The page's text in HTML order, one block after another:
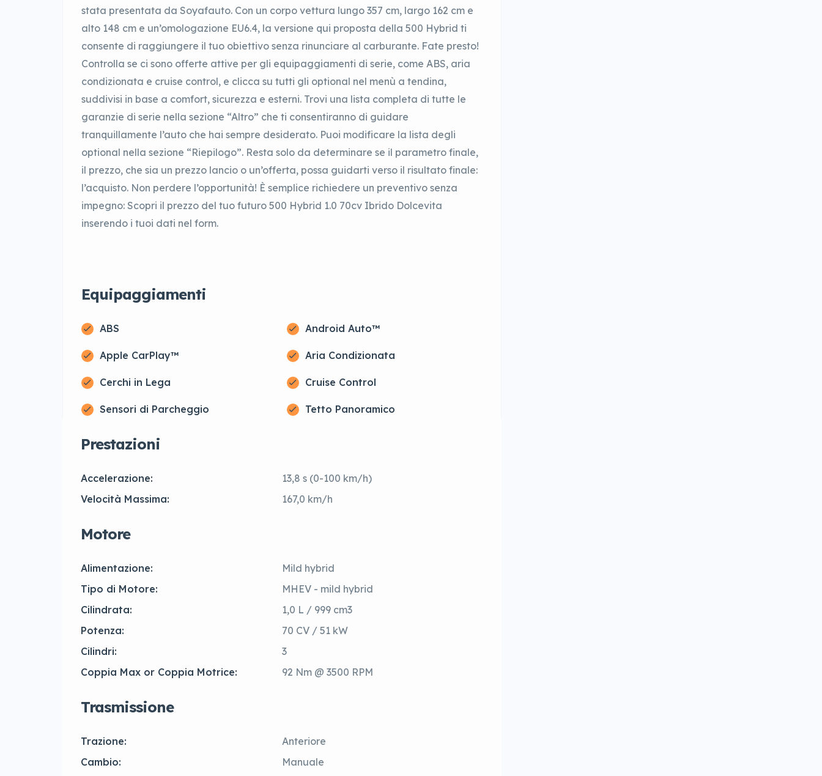
stata presentata da Soyafauto. Con un corpo vettura lungo 357 cm, largo 162 cm e
alto 148 cm e un’omologazione EU6.4, la versione qui proposta della 500 Hybrid ti
consente di raggiungere il tuo obiettivo senza rinunciare al carburante. Fate presto!
Controlla se ci sono offerte attive per gli equipaggiamenti di serie, come ABS, aria
condizionata e cruise control, e clicca su tutti gli optional nel menù a tendina,
suddivisi in base a comfort, sicurezza e esterni. Trovi una lista completa di tutte le
garanzie di serie nella sezione “Altro” che ti consentiranno di guidare
tranquillamente l’auto che hai sempre desiderato. Puoi modificare la lista degli
optional nella sezione “Riepilogo”. Resta solo da determinare se il parametro finale,
il prezzo, che sia un prezzo lancio o un’offerta, possa guidarti verso il risultato finale:
l’acquisto. Non perdere l’opportunità! È semplice richiedere un preventivo senza
impegno: Scopri il prezzo del tuo futuro 500 Hybrid 1.0 70cv Ibrido Dolcevita
inserendo i tuoi dati nel form.
Equipaggiamenti
ABS Android Auto™
Apple CarPlay™ Aria Condizionata
Cerchi in Lega Cruise Control
Sensori di Parcheggio Tetto Panoramico
Prestazioni
Accelerazione:
13,8 s (0-100 km/h)
Velocità Massima:
167,0 km/h
Motore
Alimentazione:
Mild hybrid
Tipo di Motore:
MHEV - mild hybrid
Cilindrata:
1,0 L / 999 cm3
Potenza:
70 CV / 51 kW
Cilindri:
3
Coppia Max or Coppia Motrice:
92 Nm @ 3500 RPM
Trasmissione
Trazione:
Anteriore
Cambio:
Manuale